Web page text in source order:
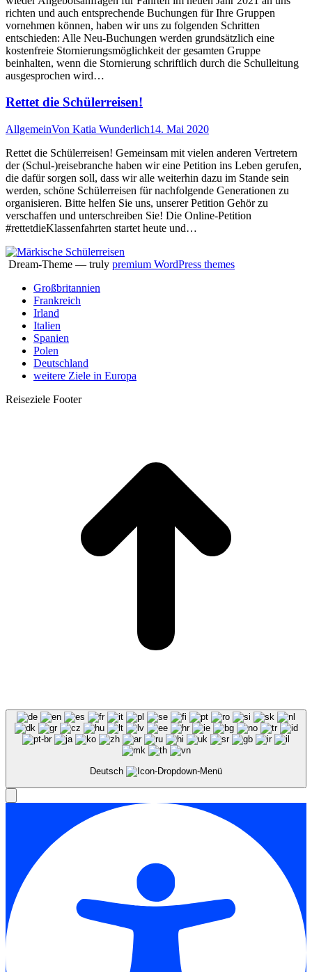
richten und auch entsprechende Buchungen für Ihre Gruppen
vornehmen können, haben wir uns zu folgenden Schritten
entschieden: Alle Neu-Buchungen werden grundsätzlich eine
kostenfreie Stornierungsmöglichkeit der gesamten Gruppe
beinhalten, wenn die Stornierung schriftlich durch die Schulleitung
ausgesprochen wird…
Rettet die Schülerreisen!
AllgemeinVon Katia Wunderlich14. Mai 2020
Rettet die Schülerreisen! Gemeinsam mit vielen anderen Vertretern
der (Schul-)reisebranche haben wir eine Petition ins Leben gerufen,
die dafür sorgen soll, dass wir alle weiterhin dazu im Stande sein
werden, schöne Schülerreisen für nachfolgende Generationen zu
organisieren. Bitte helfen Sie uns, unserer Petition Gehör zu
verschaffen und unterschreiben Sie! Die Online-Petition
#rettetdieKlassenfahrten startet heute und…
Dream-Theme — truly premium WordPress themes
Großbritannien
Frankreich
Irland
Italien
Spanien
Polen
Deutschland
weitere Ziele in Europa
Reiseziele Footer
Deutsch